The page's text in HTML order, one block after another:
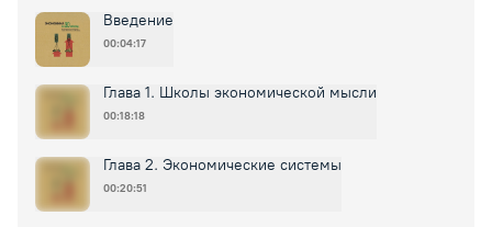
Введение
00:04:17
Глава 1. Школы экономической мысли
00:18:18
Глава 2. Экономические системы
00:20:51